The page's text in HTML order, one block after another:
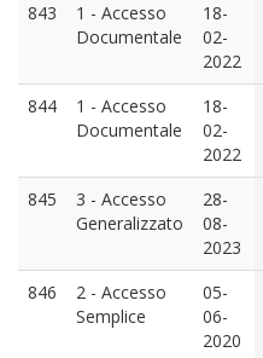
843
1 - Accesso
Documentale
18-
02-
2022
844
1 - Accesso
Documentale
18-
02-
2022
845
3 - Accesso
Generalizzato
28-
08-
2023
846
2 - Accesso
Semplice
05-
06-
2020